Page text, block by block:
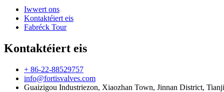
Iwwert ons
Kontaktéiert eis
Fabréck Tour
Kontaktéiert eis
+ 86-22-88529757
info@fortisvalves.com
Guaizigou Industriezon, Xiaozhan Town, Jinnan District,